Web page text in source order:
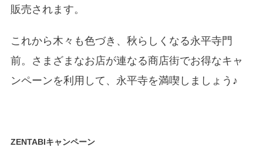
販売されます。
これから木々も色づき、秋らしくなる永平寺門
前。さまざまなお店が連なる商店街でお得なキャ
ンペーンを利用して、永平寺を満喫しましょう♪
ZENTABIキャンペーン